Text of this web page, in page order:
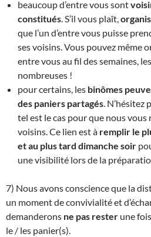
beaucoup d’entre vous sont
constitués. S’il vous plaît,
que l’un d’entre vous puisse
ses voisins. Vous pouvez même
entre vous au fil des semaines,
nombreuses !
pour certains, les binômes
des paniers partagés. N’hésitez
tel est le cas pour que nous vous
voisins. Ce lien est à remplir le
et au plus tard dimanche soir
une visibilité lors de la
7) Nous avons conscience que la
un moment de convivialité et
demanderons ne pas rester une
le / les panier(s).